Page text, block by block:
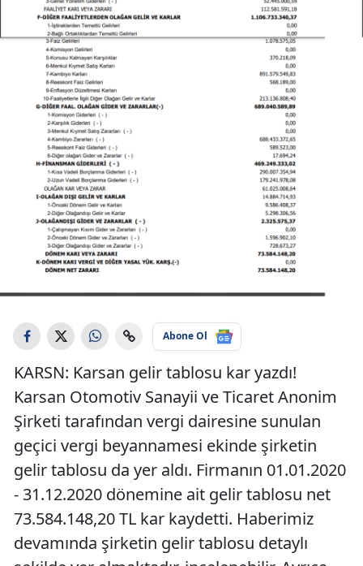
Abone Ol
KARSN: Karsan gelir tablosu kar yazdı!
Karsan Otomotiv Sanayii ve Ticaret Anonim
Şirketi tarafından vergi dairesine sunulan
geçici vergi beyannamesi ekinde şirketin
gelir tablosu da yer aldı. Firmanın 01.01.2020
- 31.12.2020 dönemine ait gelir tablosu net
73.584.148,20 TL kar kaydetti. Haberimiz
devamında şirketin gelir tablosu detaylı